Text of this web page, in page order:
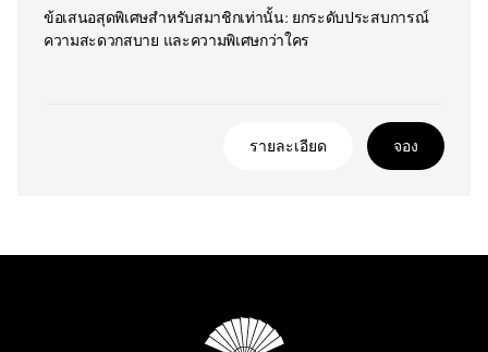
ข้อเสนอสุดพิเศษสำหรับสมาชิกเท่านั้น: ยกระดับประสบการณ์
ความสะดวกสบาย และความพิเศษกว่าใคร
รายละเอียด จอง